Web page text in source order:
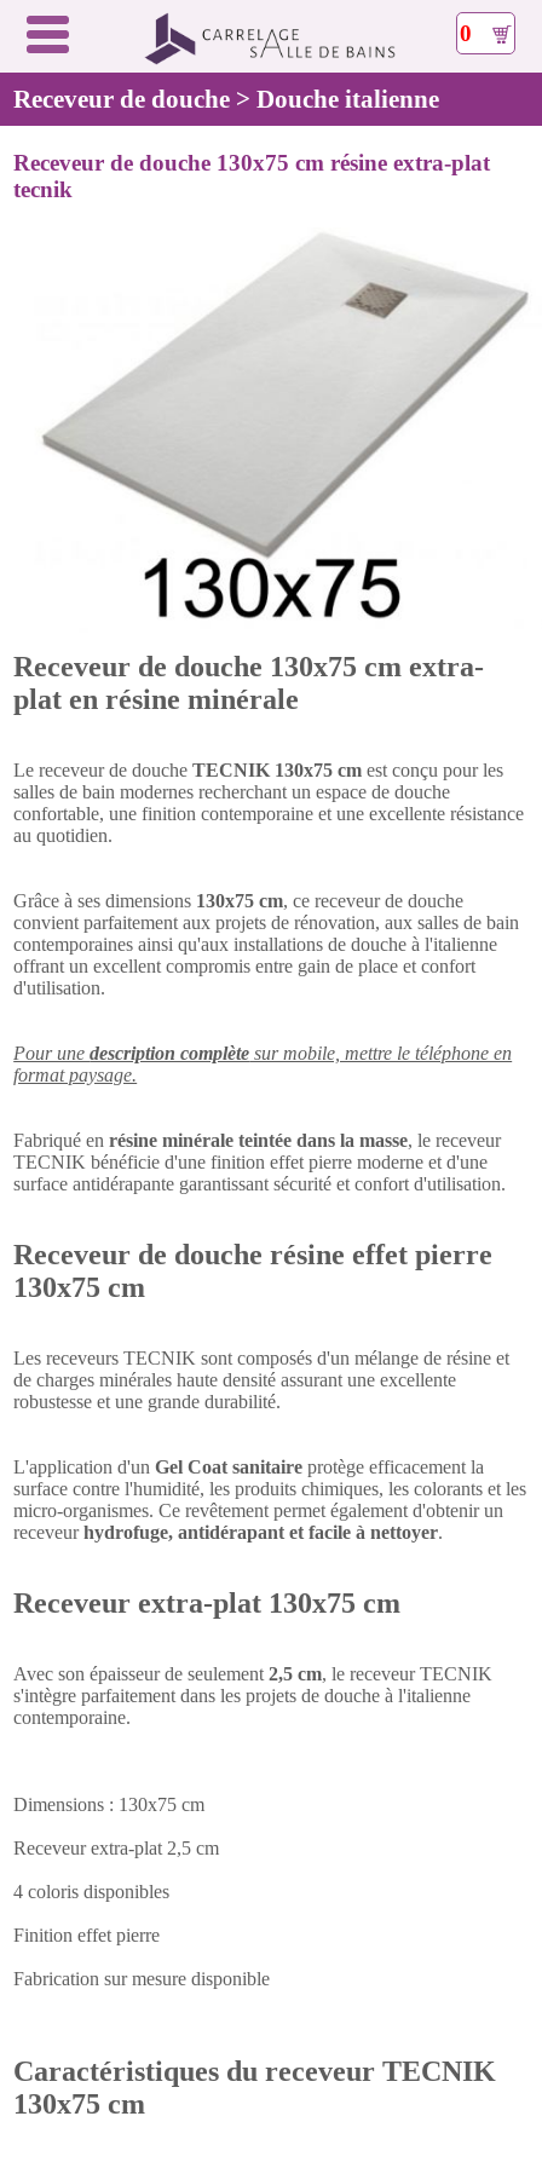
0
Receveur de douche > Douche italienne
Receveur de douche 130x75 cm résine extra-plat
tecnik
Receveur de douche 130x75 cm extra-
plat en résine minérale
Le receveur de doucheTECNIK 130x75 cm est conçu pour les
salles de bain modernes recherchant un espace de douche
confortable, une finition contemporaine et une excellente résistance
au quotidien.
Grâce à ses dimensions 130x75 cm, ce receveur de douche
convient parfaitement aux projets de rénovation, aux salles de bain
contemporaines ainsi qu'aux installations de douche à l'italienne
offrant un excellent compromis entre gain de place et confort
d'utilisation.
Pour unedescription complète sur mobile, mettre le téléphone en
format paysage.
Fabriqué enrésine minérale teintée dans la masse, le receveur
TECNIK bénéficie d'une finition effet pierre moderne et d'une
surface antidérapante garantissant sécurité et confort d'utilisation.
Receveur de douche résine effet pierre
130x75 cm
Les receveurs TECNIK sont composés d'un mélange de résine et
de charges minérales haute densité assurant une excellente
robustesse et une grande durabilité.
L'application d'unGel Coat sanitaire protège efficacement la
surface contre l'humidité, les produits chimiques, les colorants et les
micro-organismes. Ce revêtement permet également d'obtenir un
receveurhydrofuge, antidérapant et facile à nettoyer.
Receveur extra-plat 130x75 cm
Avec son épaisseur de seulement2,5 cm, le receveur TECNIK
s'intègre parfaitement dans les projets de douche à l'italienne
contemporaine.
Dimensions : 130x75 cm
Receveur extra-plat 2,5 cm
4 coloris disponibles
Finition effet pierre
Fabrication sur mesure disponible
Caractéristiques du receveur TECNIK
130x75 cm